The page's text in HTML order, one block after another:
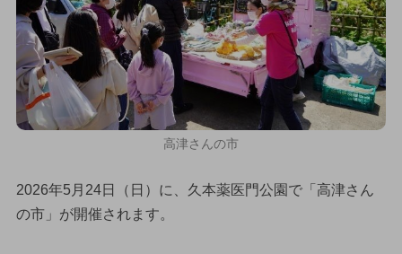
高津さんの市
2026年5月24日（日）に、久本薬医門公園で「高津さん
の市」が開催されます。